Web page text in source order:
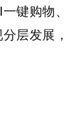
键购物、
层发展，